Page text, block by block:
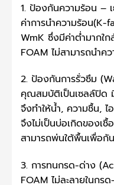
1. ป้องกันความร้อน –
ค่าการนำความร้อน
WmK ซึ่งมีค่าต่ำมากใ
FOAM ไม่สามารถนำ
2. ป้องกันการรั่วซึม
คุณสมบัติเป็นเซลล์ปิด
จึงทำให้น้ำ, ความชื้น, ไ
จึงไม่เป็นบ่อเกิดของเ
สามารถพ่นใต้พื้นเพื่อกั
3. การทนกรด-ด่าง
FOAM ไม่ละลายในก